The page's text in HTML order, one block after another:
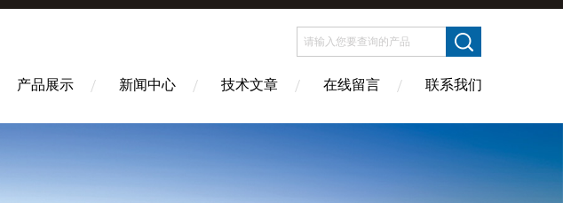
产品展示 新闻中心 技术文章 在线留言 联系我们